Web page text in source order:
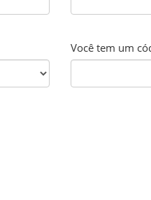
Você tem um